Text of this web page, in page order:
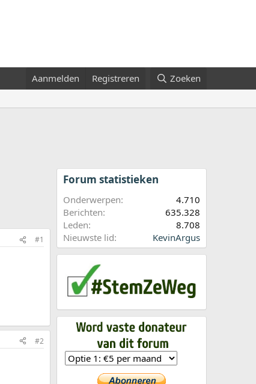
Aanmelden Registreren Zoeken
#1
#2
Forum statistieken
Onderwerpen
4.710
Berichten
635.328
Leden
8.708
Nieuwste lid
KevinArgus